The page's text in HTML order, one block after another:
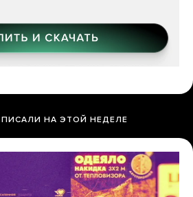
НА ЭТОЙ НЕДЕЛЕ